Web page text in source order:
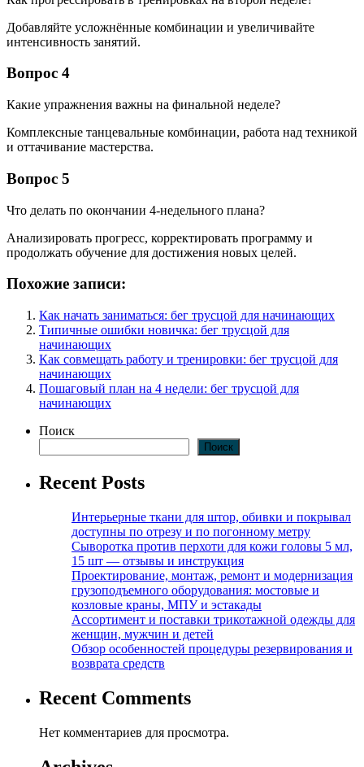
Добавляйте усложнённые комбинации и увеличивайте
интенсивность занятий.
Вопрос 4
Какие упражнения важны на финальной неделе?
Комплексные танцевальные комбинации, работа над техникой
и оттачивание мастерства.
Вопрос 5
Что делать по окончании 4-недельного плана?
Анализировать прогресс, корректировать программу и
продолжать обучение для достижения новых целей.
Похожие записи:
Как начать заниматься: бег трусцой для начинающих
Типичные ошибки новичка: бег трусцой для
начинающих
Как совмещать работу и тренировки: бег трусцой для
начинающих
Пошаговый план на 4 недели: бег трусцой для
начинающих
Поиск
Поиск
Recent Posts
Интерьерные ткани для штор, обивки и покрывал
доступны по отрезу и по погонному метру
Сыворотка против перхоти для кожи головы 5 мл,
15 шт — отзывы и инструкция
Проектирование, монтаж, ремонт и модернизация
грузоподъемного оборудования: мостовые и
козловые краны, МПУ и эстакады
Ассортимент и поставки трикотажной одежды для
женщин, мужчин и детей
Обзор особенностей процедуры резервирования и
возврата средств
Recent Comments
Нет комментариев для просмотра.